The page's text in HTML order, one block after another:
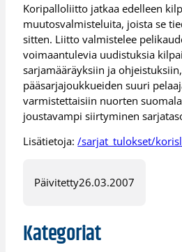
Koripalloliitto jatkaa edelleen
muutosvalmisteluita, joista se
sitten. Liitto valmistelee
voimaantulevia uudistuksia
sarjamääräyksiin ja
pääsarjajoukkueiden suuri
varmistettaisiin nuorten
joustavampi siirtyminen
Lisätietoja:/sarjat_tulokset/
Päivitetty26.03.2007
Kategoriat